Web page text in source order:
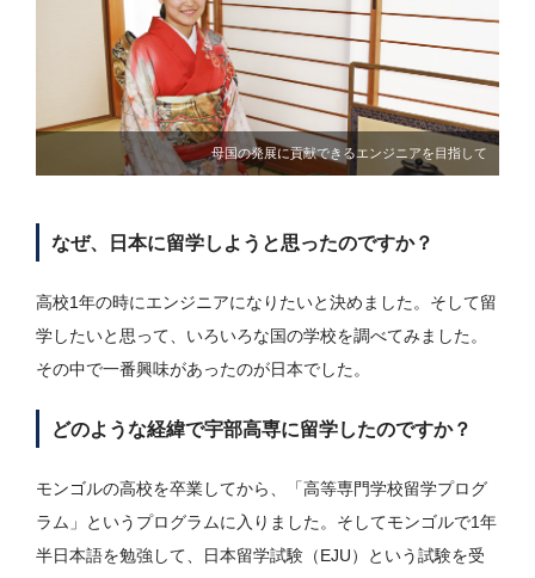
母国の発展に貢献できるエンジニアを目指して
なぜ、日本に留学しようと思ったのですか？
高校1年の時にエンジニアになりたいと決めました。そして留
学したいと思って、いろいろな国の学校を調べてみました。
その中で一番興味があったのが日本でした。
どのような経緯で宇部高専に留学したのですか？
モンゴルの高校を卒業してから、「高等専門学校留学プログ
ラム」というプログラムに入りました。そしてモンゴルで1年
半日本語を勉強して、日本留学試験（EJU）という試験を受